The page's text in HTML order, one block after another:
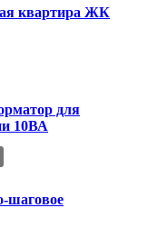
квартира ЖК
для
10ВА
шаговое